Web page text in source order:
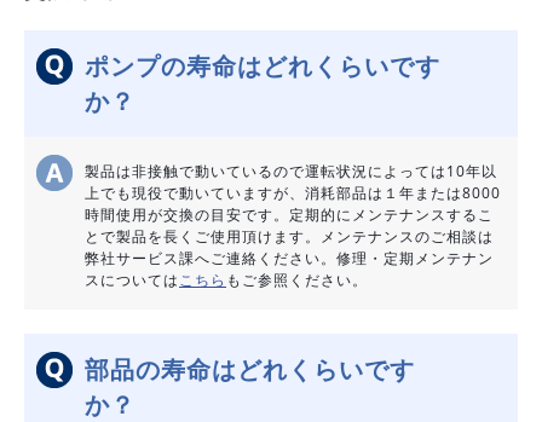
ポンプの寿命はどれくらいです
か？
製品は非接触で動いているので運転状況によっては10年以
上でも現役で動いていますが、消耗部品は１年または8000
時間使用が交換の目安です。定期的にメンテナンスするこ
とで製品を長くご使用頂けます。メンテナンスのご相談は
弊社サービス課へご連絡ください。修理・定期メンテナン
スについてはこちら もご参照ください。
部品の寿命はどれくらいです
か？